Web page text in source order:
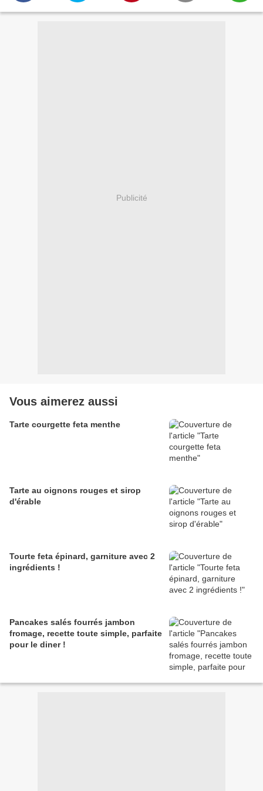
Publicité
Vous aimerez aussi
Tarte courgette feta menthe
Tarte au oignons rouges et sirop
d'érable
Tourte feta épinard, garniture avec 2
ingrédients !
Pancakes salés fourrés jambon
fromage, recette toute simple, parfaite
pour le diner !